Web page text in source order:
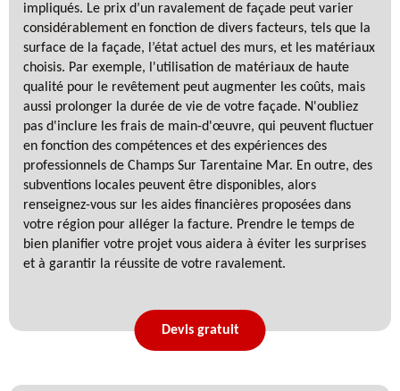
impliqués. Le prix d’un ravalement de façade peut varier
considérablement en fonction de divers facteurs, tels que la
surface de la façade, l’état actuel des murs, et les matériaux
choisis. Par exemple, l'utilisation de matériaux de haute
qualité pour le revêtement peut augmenter les coûts, mais
aussi prolonger la durée de vie de votre façade. N'oubliez
pas d'inclure les frais de main-d'œuvre, qui peuvent fluctuer
en fonction des compétences et des expériences des
professionnels de Champs Sur Tarentaine Mar. En outre, des
subventions locales peuvent être disponibles, alors
renseignez-vous sur les aides financières proposées dans
votre région pour alléger la facture. Prendre le temps de
bien planifier votre projet vous aidera à éviter les surprises
et à garantir la réussite de votre ravalement.
Devis gratuit